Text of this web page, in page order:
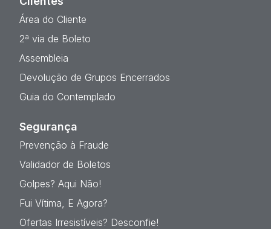
Área do Cliente
2ª via de Boleto
Assembleia
Devolução de Grupos Encerrados
Guia do Contemplado
Segurança
Prevenção à Fraude
Validador de Boletos
Golpes? Aqui Não!
Fui Vítima, E Agora?
Ofertas Irresistíveis? Desconfie!